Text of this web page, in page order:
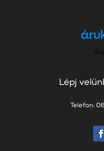
Lépj
Telefon: